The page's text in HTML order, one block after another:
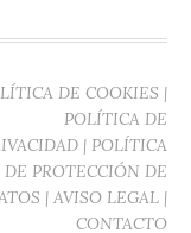
DE COOKIES |
POLÍTICA DE
| POLÍTICA
DE PROTECCIÓN DE
| AVISO LEGAL |
CONTACTO